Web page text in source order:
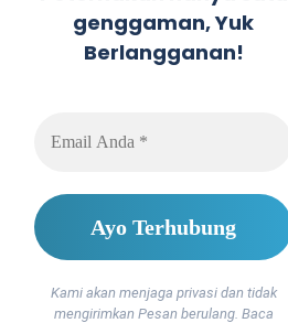
genggaman, Yuk
Berlangganan!
Kami akan menjaga privasi dan tidak
mengirimkan Pesan berulang. Baca